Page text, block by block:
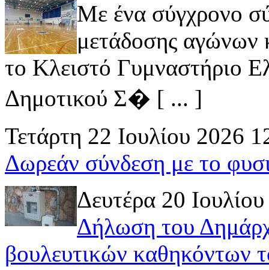
Με ένα σύγχρονο
μετάδοσης αγώνων
το Κλειστό Γυμναστήριο
Δημοτικού Σ� [ ... ]
Τετάρτη 22 Ιουλίου 2026
Δωρεάν σύνδεση με το
Δευτέρα 20
Δήλωση του
βουλευτικών καθηκόντων